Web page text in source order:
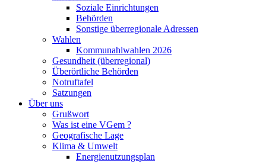
Soziale Einrichtungen
Behörden
Sonstige überregionale Adressen
Wahlen
Kommunahlwahlen 2026
Gesundheit (überregional)
Überörtliche Behörden
Notruftafel
Satzungen
Über uns
Grußwort
Was ist eine VGem ?
Geografische Lage
Klima & Umwelt
Energienutzungsplan